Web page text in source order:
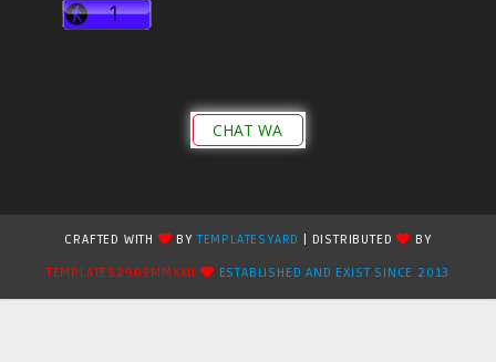
CHAT WA
CRAFTED WITH BYTEMPLATESYARD | DISTRIBUTED
BY
TEMPLATES2909MMXXII
ESTABLISHED AND EXIST SINCE 2013